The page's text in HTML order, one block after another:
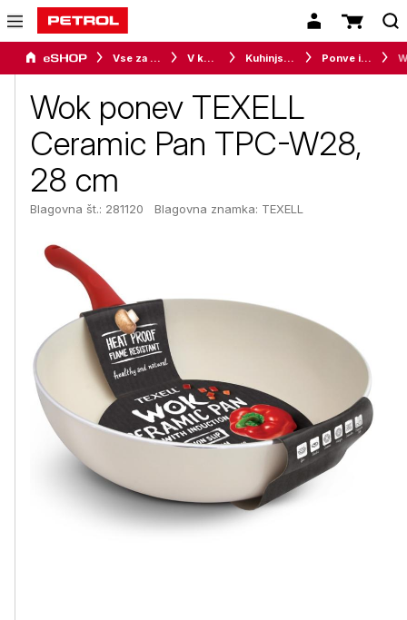
Vse za dom V kuhinji Kuhinjska posoda Ponve in voki
Wok ponev TEXELL
Ceramic Pan TPC-W28,
28 cm
Blagovna št.: 281120 Blagovna znamka: TEXELL